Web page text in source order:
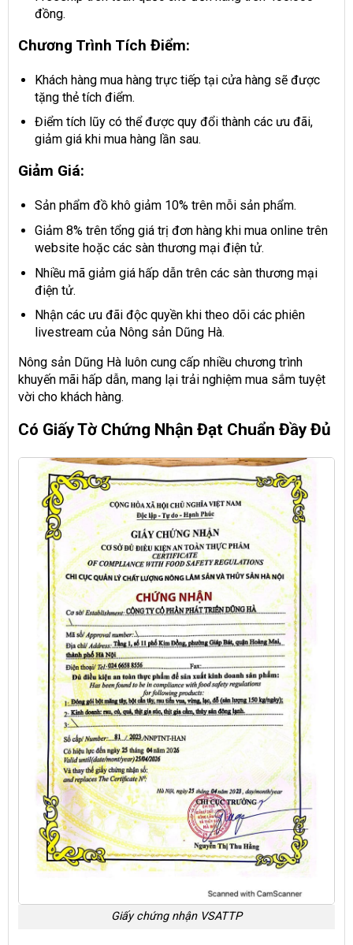
đồng.
Chương Trình Tích Điểm:
Khách hàng mua hàng trực tiếp tại cửa hàng sẽ được
tặng thẻ tích điểm.
Điểm tích lũy có thể được quy đổi thành các ưu đãi,
giảm giá khi mua hàng lần sau.
Giảm Giá:
Sản phẩm đồ khô giảm 10% trên mỗi sản phẩm.
Giảm 8% trên tổng giá trị đơn hàng khi mua online trên
website hoặc các sàn thương mại điện tử.
Nhiều mã giảm giá hấp dẫn trên các sàn thương mại
điện tử.
Nhận các ưu đãi độc quyền khi theo dõi các phiên
livestream của Nông sản Dũng Hà.
Nông sản Dũng Hà luôn cung cấp nhiều chương trình
khuyến mãi hấp dẫn, mang lại trải nghiệm mua sắm tuyệt
vời cho khách hàng.
Có Giấy Tờ Chứng Nhận Đạt Chuẩn Đầy Đủ
Giấy chứng nhận VSATTP